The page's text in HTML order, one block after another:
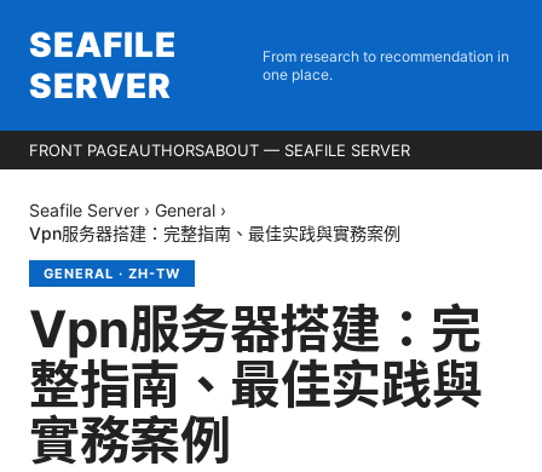
SEAFILE
SERVER
From research to recommendation in
one place.
FRONT PAGEAUTHORSABOUT — SEAFILE SERVER
Seafile Server › General ›
Vpn服务器搭建：完整指南、最佳实践與實務案例
GENERAL · ZH-TW
Vpn服务器搭建：完
整指南、最佳实践與
實務案例